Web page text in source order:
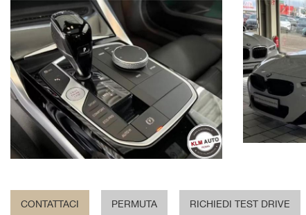
CONTATTACI PERMUTA RICHIEDI TEST DRIVE